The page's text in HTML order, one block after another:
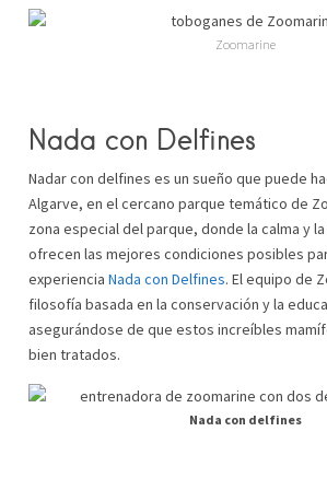
Zoomarine
Nada con Delfines
Nadar con delfines es un sueño que puede
Algarve, en el cercano parque temático de
zona especial del parque, donde la calma y
ofrecen las mejores condiciones posibles
experiencia Nada con Delfines. El equipo de
filosofía basada en la conservación y la
asegurándose de que estos increíbles
bien tratados.
Nada con delfines